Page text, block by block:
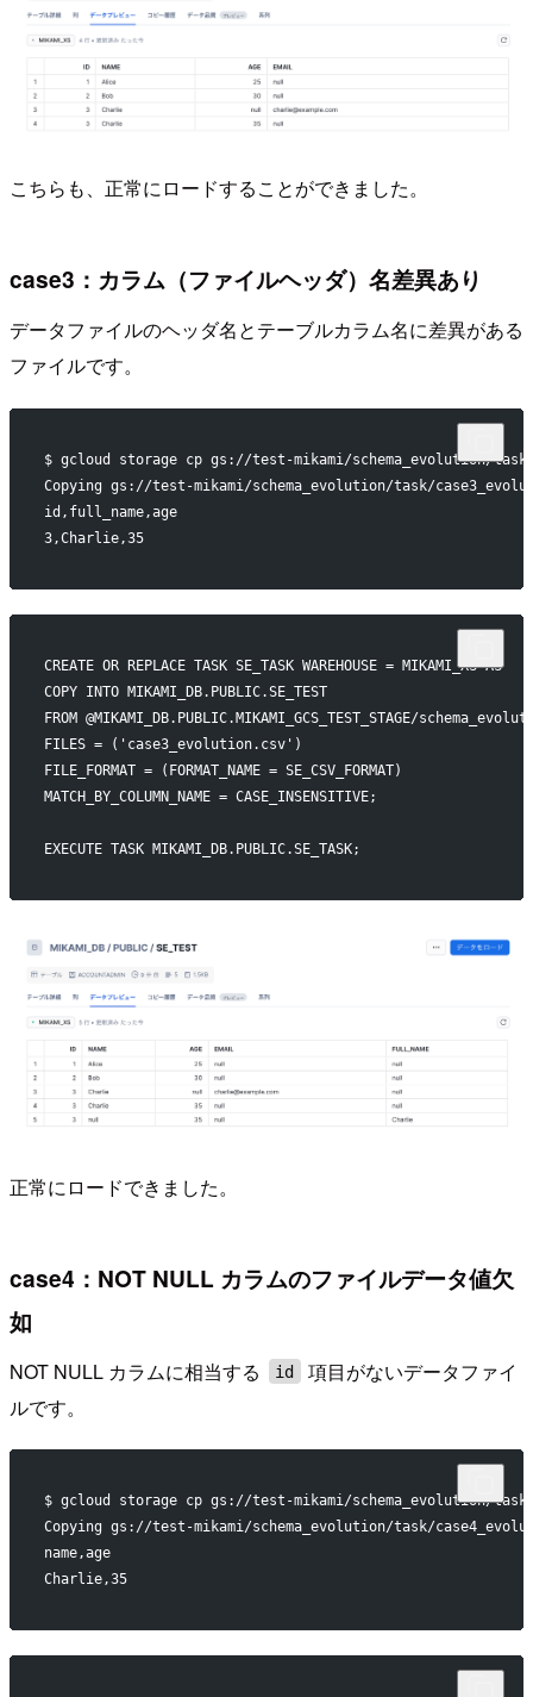
こちらも、正常にロードすることができました。
case3：カラム（ファイルヘッダ）名差異あり
データファイルのヘッダ名とテーブルカラム名に差異がある
ファイルです。
$ gcloud storage cp gs://test-mikami/schema_evolution/
Copying gs://test-mikami/schema_evolution/task/
id,full_name,age
3,Charlie,35
CREATE OR REPLACE TASK SE_TASK WAREHOUSE = MIKAMI_XS AS
COPY INTO MIKAMI_DB.PUBLIC.SE_TEST
FROM @MIKAMI_DB.PUBLIC.MIKAMI_GCS_TEST_STAGE/
FILES = ('case3_evolution.csv')
FILE_FORMAT = (FORMAT_NAME = SE_CSV_FORMAT)
MATCH_BY_COLUMN_NAME = CASE_INSENSITIVE;
EXECUTE TASK MIKAMI_DB.PUBLIC.SE_TASK;
正常にロードできました。
case4：NOT NULL カラムのファイルデータ値欠
如
NOT NULL カラムに相当する id
項目がないデータファイ
ルです。
$ gcloud storage cp gs://test-mikami/schema_evolution/
Copying gs://test-mikami/schema_evolution/task/
name,age
Charlie,35